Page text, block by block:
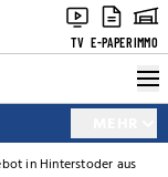
TV E-PAPERIMMO
in Hinterstoder aus